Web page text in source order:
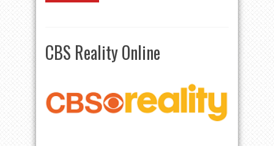
CBS Reality Online